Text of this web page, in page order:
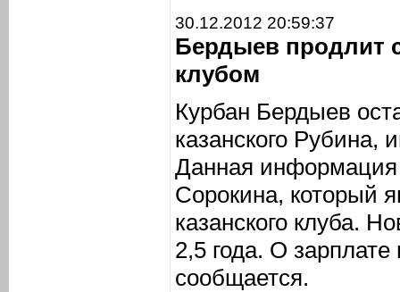
30.12.2012 20:59:37
Бердыев продлит
клубом
Курбан Бердыев
казанского
Данная информация
Сорокина, который
казанского клуба.
2,5 года. О
сообщается.